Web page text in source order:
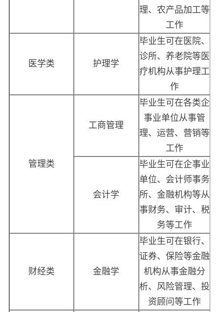
理、农产品加工等
工作
医学类 护理学
毕业生可在医院、
诊所、养老院等医
疗机构从事护理工
作
管理类
工商管理
毕业生可在各类企
事业单位从事管
理、运营、营销等
工作
会计学
毕业生可在企事业
单位、会计师事务
所、金融机构等从
事财务、审计、税
务等工作
财经类 金融学
毕业生可在银行、
证券、保险等金融
机构从事金融分
析、风险管理、投
资顾问等工作